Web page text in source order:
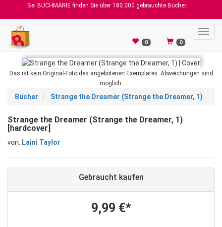
Bei BUCHMARIE finden Sie über 180.000 gebrauchte Bücher.
0 0
Das ist kein Original-Foto des angebotenen Exemplares. Abweichungen sind
möglich.
Bücher Strange the Dreamer (Strange the Dreamer, 1)
Strange the Dreamer (Strange the Dreamer, 1)
[hardcover]
von: Laini Taylor
Gebraucht kaufen
9,99 €*